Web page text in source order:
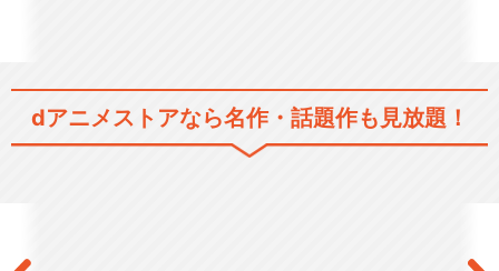
ポリーとまなぼうこうつうあ
dアニメストアなら名作・話題作も見放題！